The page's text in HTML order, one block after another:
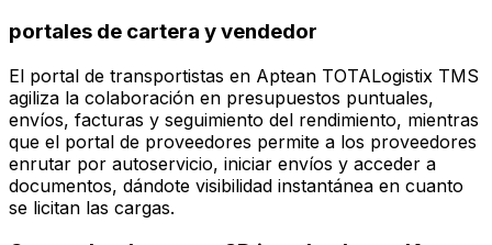
portales de cartera y vendedor
El portal de transportistas en Aptean TOTALogistix TMS
agiliza la colaboración en presupuestos puntuales,
envíos, facturas y seguimiento del rendimiento, mientras
que el portal de proveedores permite a los proveedores
enrutar por autoservicio, iniciar envíos y acceder a
documentos, dándote visibilidad instantánea en cuanto
se licitan las cargas.